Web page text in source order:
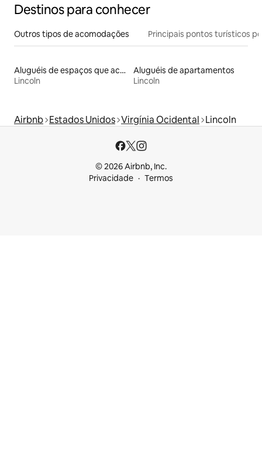
Destinos para conhecer
Outros tipos de acomodações Principais pontos turísticos
Aluguéis de espaços que aceitam animais de estimação
Lincoln
Aluguéis de apartamentos
Lincoln
Airbnb Estados Unidos Virgínia Ocidental Lincoln
© 2026 Airbnb, Inc.
Privacidade
Termos